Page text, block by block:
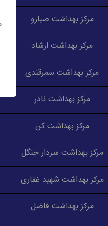
مرکز بهداشت صبارو
مرکز بهداشت ارشاد
مرکز بهداشت سمرقندی
مرکز بهداشت نادر
مرکز بهداشت کن
مرکز بهداشت سردار جنگل
مرکز بهداشت شهید غفاری
مرکز بهداشت فاضل